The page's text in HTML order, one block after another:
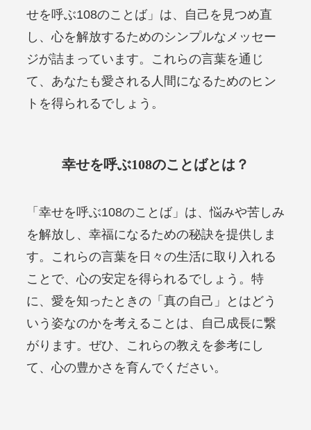
せを呼ぶ108のことば」は、自己を見つめ直
し、心を解放するためのシンプルなメッセー
ジが詰まっています。これらの言葉を通じ
て、あなたも愛される人間になるためのヒン
トを得られるでしょう。
幸せを呼ぶ108のことばとは？
「幸せを呼ぶ108のことば」は、悩みや苦しみ
を解放し、幸福になるための秘訣を提供しま
す。これらの言葉を日々の生活に取り入れる
ことで、心の安定を得られるでしょう。特
に、愛を知ったときの「真の自己」とはどう
いう姿なのかを考えることは、自己成長に繋
がります。ぜひ、これらの教えを参考にし
て、心の豊かさを育んでください。